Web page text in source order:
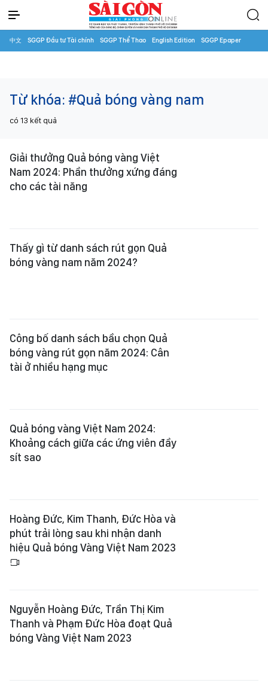
中文 SGGP Đầu tư Tài chính SGGP Thể Thao English Edition SGGP Epaper
Từ khóa: #Quả bóng vàng nam
có 13 kết quả
Giải thưởng Quả bóng vàng Việt
Nam 2024: Phần thưởng xứng đáng
cho các tài năng
Thấy gì từ danh sách rút gọn Quả
bóng vàng nam năm 2024?
Công bố danh sách bầu chọn Quả
bóng vàng rút gọn năm 2024: Cân
tài ở nhiều hạng mục
Quả bóng vàng Việt Nam 2024:
Khoảng cách giữa các ứng viên đầy
sít sao
Hoàng Đức, Kim Thanh, Đức Hòa và
phút trải lòng sau khi nhận danh
hiệu Quả bóng Vàng Việt Nam 2023
Nguyễn Hoàng Đức, Trần Thị Kim
Thanh và Phạm Đức Hòa đoạt Quả
bóng Vàng Việt Nam 2023